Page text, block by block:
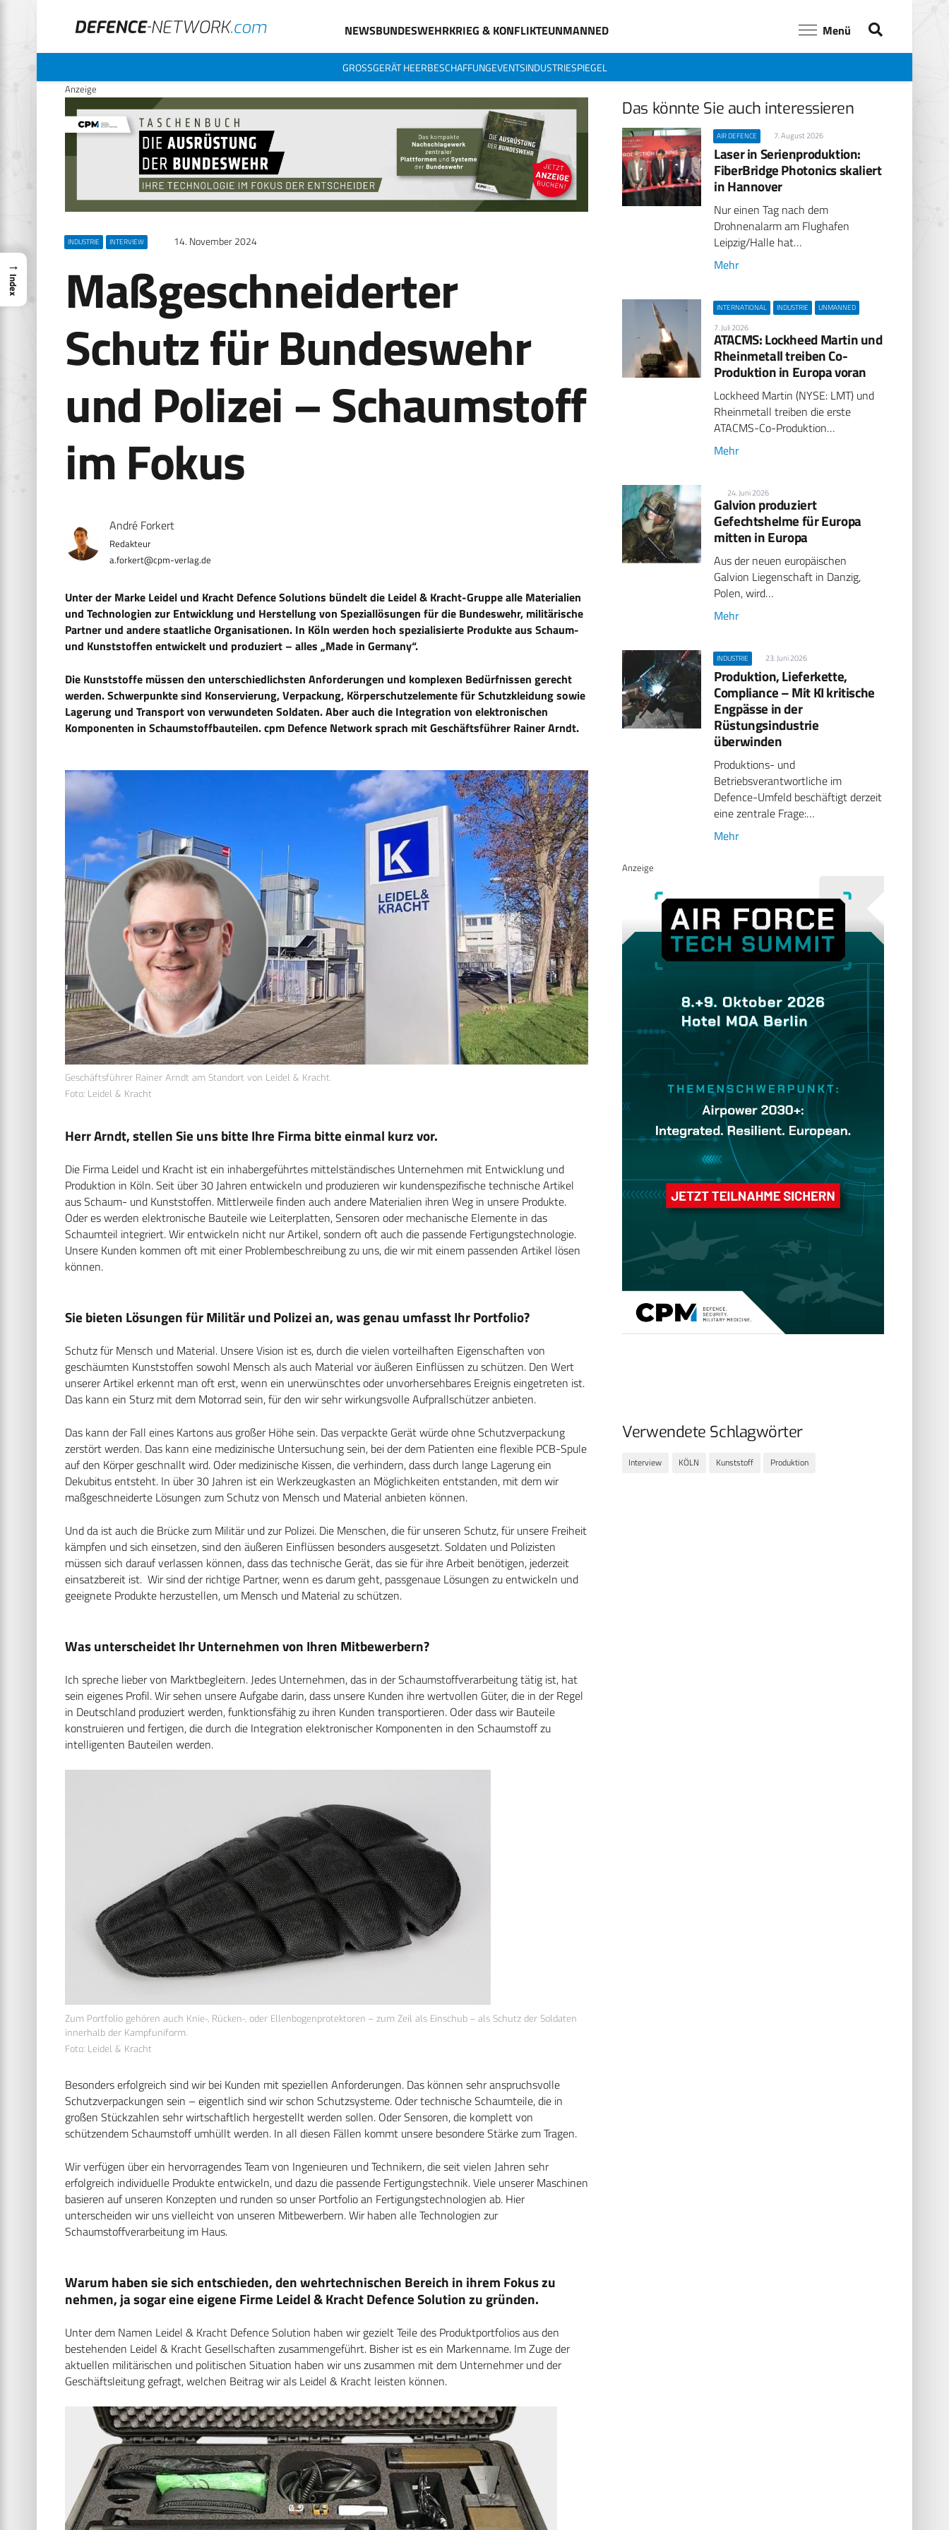
NEWSBUNDESWEHRKRIEG & KONFLIKTEUNMANNED Menü
GROSSGERÄT HEERBESCHAFFUNGEVENTSINDUSTRIESPIEGEL
Anzeige
INDUSTRIE INTERVIEW 14. November 2024
Maßgeschneiderter
Schutz für Bundeswehr
und Polizei – Schaumstoff
im Fokus
André Forkert
Redakteur
a.forkert@cpm-verlag.de
Unter der Marke Leidel und Kracht Defence Solutions bündelt die Leidel & Kracht-Gruppe alle Materialien
und Technologien zur Entwicklung und Herstellung von Speziallösungen für die Bundeswehr, militärische
Partner und andere staatliche Organisationen. In Köln werden hoch spezialisierte Produkte aus Schaum-
und Kunststoffen entwickelt und produziert – alles „Made in Germany“.
Die Kunststoffe müssen den unterschiedlichsten Anforderungen und komplexen Bedürfnissen gerecht
werden. Schwerpunkte sind Konservierung, Verpackung, Körperschutzelemente für Schutzkleidung sowie
Lagerung und Transport von verwundeten Soldaten. Aber auch die Integration von elektronischen
Komponenten in Schaumstoffbauteilen. cpm Defence Network sprach mit Geschäftsführer Rainer Arndt.
Geschäftsführer Rainer Arndt am Standort von Leidel & Kracht.
Foto: Leidel & Kracht
Herr Arndt, stellen Sie uns bitte Ihre Firma bitte einmal kurz vor.
Die Firma Leidel und Kracht ist ein inhabergeführtes mittelständisches Unternehmen mit Entwicklung und
Produktion in Köln. Seit über 30 Jahren entwickeln und produzieren wir kundenspezifische technische Artikel
aus Schaum- und Kunststoffen. Mittlerweile finden auch andere Materialien ihren Weg in unsere Produkte.
Oder es werden elektronische Bauteile wie Leiterplatten, Sensoren oder mechanische Elemente in das
Schaumteil integriert. Wir entwickeln nicht nur Artikel, sondern oft auch die passende Fertigungstechnologie.
Unsere Kunden kommen oft mit einer Problembeschreibung zu uns, die wir mit einem passenden Artikel lösen
können.
Sie bieten Lösungen für Militär und Polizei an, was genau umfasst Ihr Portfolio?
Schutz für Mensch und Material. Unsere Vision ist es, durch die vielen vorteilhaften Eigenschaften von
geschäumten Kunststoffen sowohl Mensch als auch Material vor äußeren Einflüssen zu schützen. Den Wert
unserer Artikel erkennt man oft erst, wenn ein unerwünschtes oder unvorhersehbares Ereignis eingetreten ist.
Das kann ein Sturz mit dem Motorrad sein, für den wir sehr wirkungsvolle Aufprallschützer anbieten.
Das kann der Fall eines Kartons aus großer Höhe sein. Das verpackte Gerät würde ohne Schutzverpackung
zerstört werden. Das kann eine medizinische Untersuchung sein, bei der dem Patienten eine flexible PCB-Spule
auf den Körper geschnallt wird. Oder medizinische Kissen, die verhindern, dass durch lange Lagerung ein
Dekubitus entsteht. In über 30 Jahren ist ein Werkzeugkasten an Möglichkeiten entstanden, mit dem wir
maßgeschneiderte Lösungen zum Schutz von Mensch und Material anbieten können.
Und da ist auch die Brücke zum Militär und zur Polizei. Die Menschen, die für unseren Schutz, für unsere Freiheit
kämpfen und sich einsetzen, sind den äußeren Einflüssen besonders ausgesetzt. Soldaten und Polizisten
müssen sich darauf verlassen können, dass das technische Gerät, das sie für ihre Arbeit benötigen, jederzeit
einsatzbereit ist. Wir sind der richtige Partner, wenn es darum geht, passgenaue Lösungen zu entwickeln und
geeignete Produkte herzustellen, um Mensch und Material zu schützen.
Was unterscheidet Ihr Unternehmen von Ihren Mitbewerbern?
Ich spreche lieber von Marktbegleitern. Jedes Unternehmen, das in der Schaumstoffverarbeitung tätig ist, hat
sein eigenes Profil. Wir sehen unsere Aufgabe darin, dass unsere Kunden ihre wertvollen Güter, die in der Regel
in Deutschland produziert werden, funktionsfähig zu ihren Kunden transportieren. Oder dass wir Bauteile
konstruieren und fertigen, die durch die Integration elektronischer Komponenten in den Schaumstoff zu
intelligenten Bauteilen werden.
Zum Portfolio gehören auch Knie-, Rücken-, oder Ellenbogenprotektoren – zum Zeil als Einschub – als Schutz der Soldaten
innerhalb der Kampfuniform.
Foto: Leidel & Kracht
Besonders erfolgreich sind wir bei Kunden mit speziellen Anforderungen. Das können sehr anspruchsvolle
Schutzverpackungen sein – eigentlich sind wir schon Schutzsysteme. Oder technische Schaumteile, die in
großen Stückzahlen sehr wirtschaftlich hergestellt werden sollen. Oder Sensoren, die komplett von
schützendem Schaumstoff umhüllt werden. In all diesen Fällen kommt unsere besondere Stärke zum Tragen.
Wir verfügen über ein hervorragendes Team von Ingenieuren und Technikern, die seit vielen Jahren sehr
erfolgreich individuelle Produkte entwickeln, und dazu die passende Fertigungstechnik. Viele unserer Maschinen
basieren auf unseren Konzepten und runden so unser Portfolio an Fertigungstechnologien ab. Hier
unterscheiden wir uns vielleicht von unseren Mitbewerbern. Wir haben alle Technologien zur
Schaumstoffverarbeitung im Haus.
Warum haben sie sich entschieden, den wehrtechnischen Bereich in ihrem Fokus zu
nehmen, ja sogar eine eigene Firme Leidel & Kracht Defence Solution zu gründen.
Unter dem Namen Leidel & Kracht Defence Solution haben wir gezielt Teile des Produktportfolios aus den
bestehenden Leidel & Kracht Gesellschaften zusammengeführt. Bisher ist es ein Markenname. Im Zuge der
aktuellen militärischen und politischen Situation haben wir uns zusammen mit dem Unternehmer und der
Geschäftsleitung gefragt, welchen Beitrag wir als Leidel & Kracht leisten können.
Das könnte Sie auch interessieren
AIR DEFENCE 7. August 2026
Laser in Serienproduktion:
FiberBridge Photonics skaliert
in Hannover
Nur einen Tag nach dem
Drohnenalarm am Flughafen
Leipzig/Halle hat…
Mehr
INTERNATIONAL INDUSTRIE UNMANNED
7. Juli 2026
ATACMS: Lockheed Martin und
Rheinmetall treiben Co-
Produktion in Europa voran
Lockheed Martin (NYSE: LMT) und
Rheinmetall treiben die erste
ATACMS-Co-Produktion…
Mehr
24. Juni 2026
Galvion produziert
Gefechtshelme für Europa
mitten in Europa
Aus der neuen europäischen
Galvion Liegenschaft in Danzig,
Polen, wird…
Mehr
INDUSTRIE 23. Juni 2026
Produktion, Lieferkette,
Compliance – Mit KI kritische
Engpässe in der
Rüstungsindustrie
überwinden
Produktions- und
Betriebsverantwortliche im
Defence-Umfeld beschäftigt derzeit
eine zentrale Frage:…
Mehr
Anzeige
Verwendete Schlagwörter
Interview KÖLN Kunststoff Produktion
→
Index